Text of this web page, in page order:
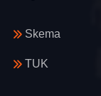
Skema
TUK